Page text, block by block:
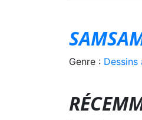
Genre : Dessins